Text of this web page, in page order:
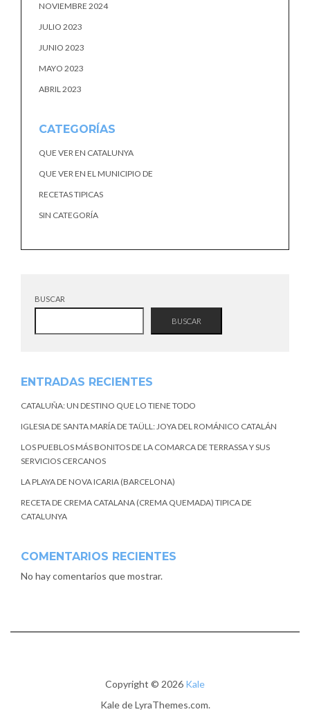
NOVIEMBRE 2024
JULIO 2023
JUNIO 2023
MAYO 2023
ABRIL 2023
CATEGORÍAS
QUE VER EN CATALUNYA
QUE VER EN EL MUNICIPIO DE
RECETAS TIPICAS
SIN CATEGORÍA
BUSCAR
BUSCAR
ENTRADAS RECIENTES
CATALUÑA: UN DESTINO QUE LO TIENE TODO
IGLESIA DE SANTA MARÍA DE TAÜLL: JOYA DEL ROMÁNICO CATALÁN
LOS PUEBLOS MÁS BONITOS DE LA COMARCA DE TERRASSA Y SUS
SERVICIOS CERCANOS
LA PLAYA DE NOVA ICARIA (BARCELONA)
RECETA DE CREMA CATALANA (CREMA QUEMADA) TIPICA DE
CATALUNYA
COMENTARIOS RECIENTES
No hay comentarios que mostrar.
Copyright © 2026 Kale
Kalede LyraThemes.com.